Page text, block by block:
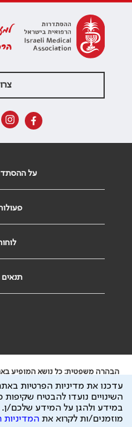
על
תנאים
הבהרה משפטית: כל נושא המופיע
ייעוץ רפואי או משפטי. אין הר"י
ידוע לי שהר"י אוספת ושומרת מידע
להיות מועבר לצדדים שלישיים, הכל
עדכנו את מדיניות הפרטיות
השינויים נועדו להבטיח
במידע ולהגן על המידע שלכם/ן.
מוזמנים/ות לקרוא את